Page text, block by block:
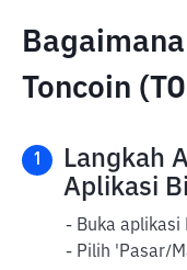
Toncoin
1
Langkah
Aplikasi
- Buka aplikasi
- Pilih 'Pasar/